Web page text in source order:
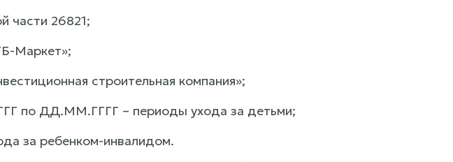
26821;
Маркет»;
строительная компания»;
ДД.ММ.ГГГГ – периоды ухода за детьми;
за ребенком-инвалидом.